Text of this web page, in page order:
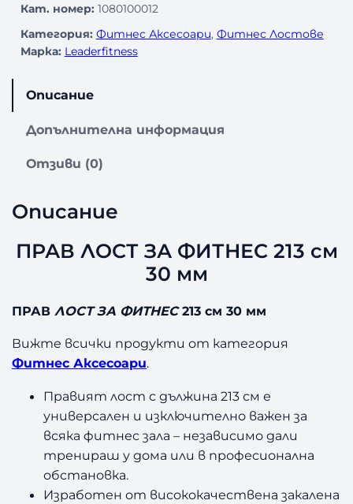
ч
е
т
А
Л
О
З
Ф
И
Кат. номер: 1080100012
Категория: Фитнес Аксесоари, Фитнес Лостове
Марка: Leaderfitness
Описание
Допълнителна информация
Отзиви (0)
Описание
ПРАВ ЛОСТ ЗА ФИТНЕС 213 см
30 мм
ПРАВЛОСТ ЗА ФИТНЕС213 см 30 мм
Вижте всички продукти от категория
Фитнес Аксесоари.
Правият лост с дължина 213 см е
универсален и изключително важен за
всяка фитнес зала – независимо дали
тренираш у дома или в професионална
обстановка.
Изработен от висококачествена закалена